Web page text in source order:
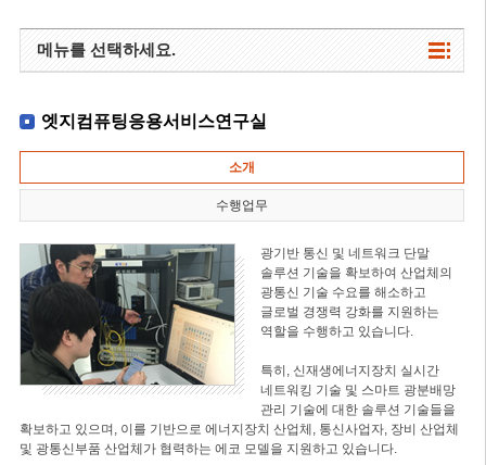
메뉴를 선택하세요.
엣지컴퓨팅응용서비스연구실
소개
수행업무
광기반 통신 및 네트워크 단말
솔루션 기술을 확보하여 산업체의
광통신 기술 수요를 해소하고
글로벌 경쟁력 강화를 지원하는
역할을 수행하고 있습니다.
특히, 신재생에너지장치 실시간
네트워킹 기술 및 스마트 광분배망
관리 기술에 대한 솔루션 기술들을
확보하고 있으며, 이를 기반으로 에너지장치 산업체, 통신사업자, 장비 산업체
및 광통신부품 산업체가 협력하는 에코 모델을 지원하고 있습니다.